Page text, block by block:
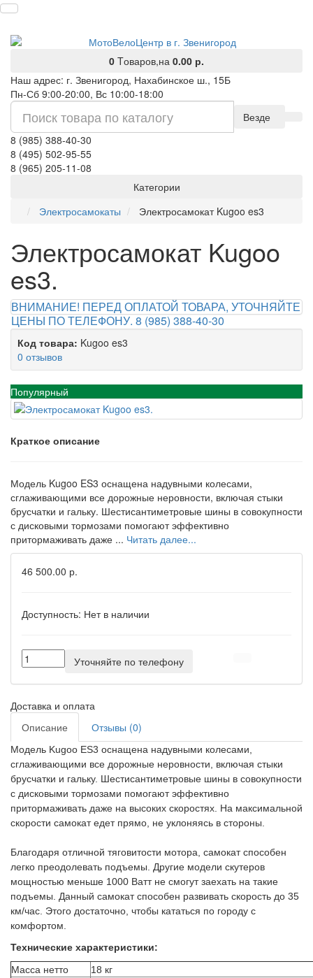
0 Tоваров,на 0.00 р.
Наш адрес: г. Звенигород, Нахабинское ш., 15Б
Пн-Сб 9:00-20:00, Вс 10:00-18:00
Везде
8 (985) 388-40-30
8 (495) 502-95-55
8 (965) 205-11-08
Категории
Электросамокаты
Электросамокат Kugoo es3
Электросамокат Kugoo
es3.
ВНИМАНИЕ! ПЕРЕД ОПЛАТОЙ ТОВАРА, УТОЧНЯЙТЕ
ЦЕНЫ ПО ТЕЛЕФОНУ. 8 (985) 388-40-30
Код товара: Kugoo es3
0 отзывов
Популярный
Краткое описание
Модель Kugoo ES3 оснащена надувными колесами,
сглаживающими все дорожные неровности, включая стыки
брусчатки и гальку. Шестисантиметровые шины в совокупности
с дисковыми тормозами помогают эффективно
притормаживать даже ... Читать далее...
46 500.00 р.
Доступность: Нет в наличии
Уточняйте по телефону
Доставка и оплата
Описание
Отзывы (0)
Модель Kugoo ES3 оснащена надувными колесами,
сглаживающими все дорожные неровности, включая стыки
брусчатки и гальку. Шестисантиметровые шины в совокупности
с дисковыми тормозами помогают эффективно
притормаживать даже на высоких скоростях. На максимальной
скорости самокат едет прямо, не уклоняясь в стороны.
Благодаря отличной тяговитости мотора, самокат способен
легко преодолевать подъемы. Другие модели скутеров
мощностью меньше 1000 Ватт не смогут заехать на такие
подъемы. Данный самокат способен развивать скорость до 35
км/час. Этого достаточно, чтобы кататься по городу с
комфортом.
Технические характеристики:
Масса нетто
18 кг